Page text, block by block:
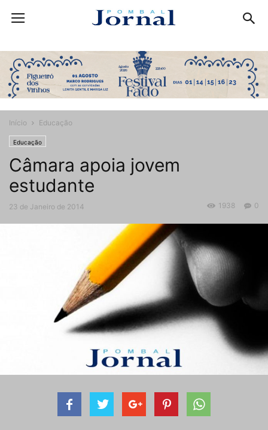
Início Educação
Educação
Câmara apoia jovem
estudante
23 de Janeiro de 2014 0
1938